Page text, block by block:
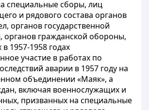
специальные сборы, лиц
и рядового состава органов
органов государственной
органов гражданской обороны,
1957-1958 годах
участие в работах по
аварии в 1957 году на
объединении «Маяк», а
включая военнослужащих и
призванных на специальные